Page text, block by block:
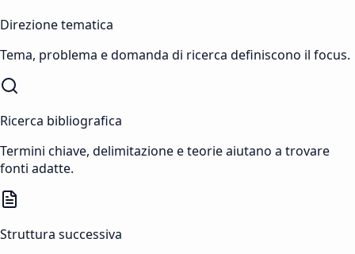
Direzione tematica
Tema, problema e domanda di ricerca definiscono il focus.
Ricerca bibliografica
Termini chiave, delimitazione e teorie aiutano a trovare
fonti adatte.
Struttura successiva